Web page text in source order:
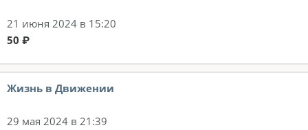
21 июня 2024 в 15:20
50 ₽
Жизнь в Движении
29 мая 2024 в 21:39